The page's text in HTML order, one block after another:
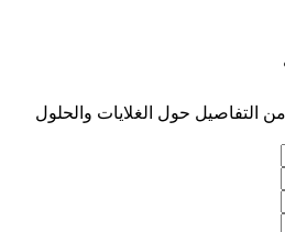
التفاصيل حول الغلايات والحلول